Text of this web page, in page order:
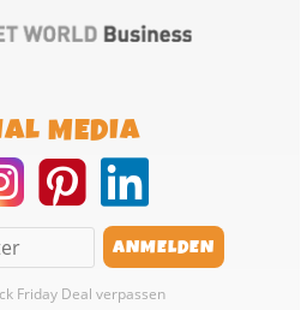
MEDIA
Friday Deal verpassen